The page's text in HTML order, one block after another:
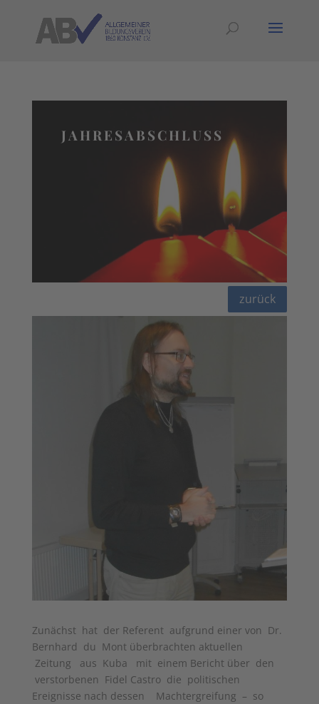
JAHRESABSCHLUSS
zurück
Zunächst hat der Referent aufgrund einer von Dr.
Bernhard du Mont überbrachten aktuellen
Zeitung aus Kuba mit einem Bericht über den
verstorbenen Fidel Castro die politischen
Ereignisse nach dessen Machtergreifung – so